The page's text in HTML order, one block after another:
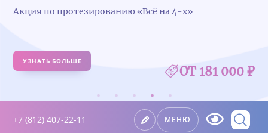
Акция по протезированию «Всё на 4-х»
УЗНАТЬ БОЛЬШЕ
ОТ 181 000 ₽
+7 (812) 407-22-11 МЕНЮ